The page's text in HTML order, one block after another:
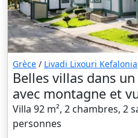
Grèce / Livadi Lixouri Kefalonia
Belles villas dans
avec montagne et
Villa 92 m², 2 chambres, 2
personnes